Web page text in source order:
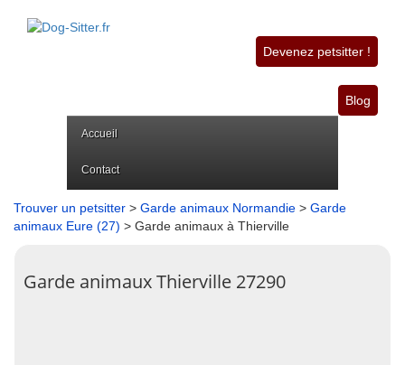
Devenez petsitter !
Blog
Accueil
Contact
Trouver un petsitter > Garde animaux Normandie > Garde
animaux Eure (27) > Garde animaux à Thierville
Garde animaux Thierville 27290